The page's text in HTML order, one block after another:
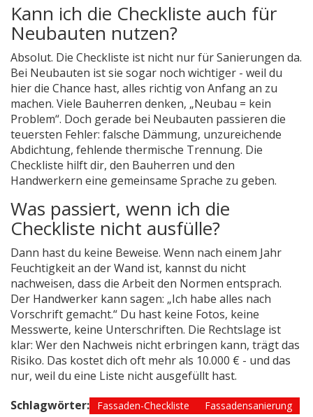
Kann ich die Checkliste auch für
Neubauten nutzen?
Absolut. Die Checkliste ist nicht nur für Sanierungen da.
Bei Neubauten ist sie sogar noch wichtiger - weil du
hier die Chance hast, alles richtig von Anfang an zu
machen. Viele Bauherren denken, „Neubau = kein
Problem“. Doch gerade bei Neubauten passieren die
teuersten Fehler: falsche Dämmung, unzureichende
Abdichtung, fehlende thermische Trennung. Die
Checkliste hilft dir, den Bauherren und den
Handwerkern eine gemeinsame Sprache zu geben.
Was passiert, wenn ich die
Checkliste nicht ausfülle?
Dann hast du keine Beweise. Wenn nach einem Jahr
Feuchtigkeit an der Wand ist, kannst du nicht
nachweisen, dass die Arbeit den Normen entsprach.
Der Handwerker kann sagen: „Ich habe alles nach
Vorschrift gemacht.“ Du hast keine Fotos, keine
Messwerte, keine Unterschriften. Die Rechtslage ist
klar: Wer den Nachweis nicht erbringen kann, trägt das
Risiko. Das kostet dich oft mehr als 10.000 € - und das
nur, weil du eine Liste nicht ausgefüllt hast.
Schlagwörter:
Fassaden-Checkliste
Fassadensanierung